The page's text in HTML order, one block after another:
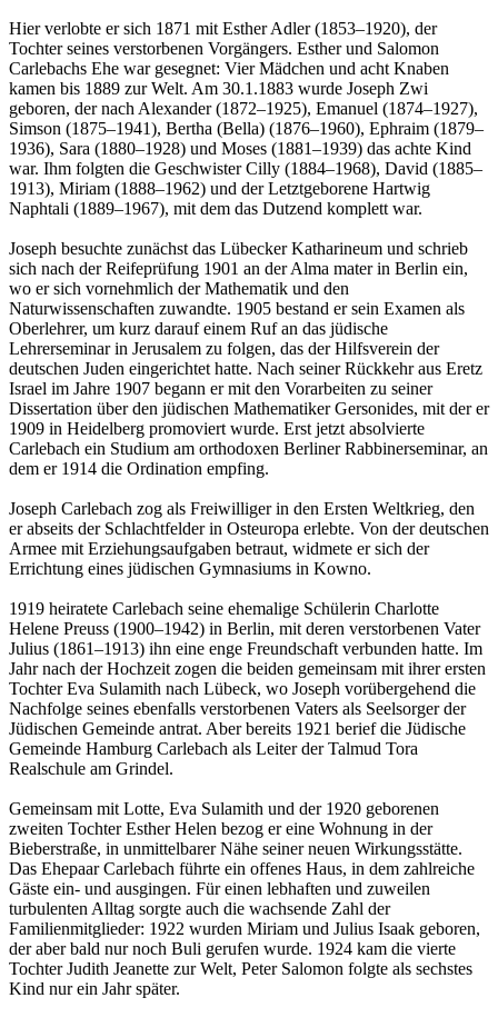
Hier verlobte er sich 1871 mit Esther Adler (1853–1920), der
Tochter seines verstorbenen Vorgängers. Esther und Salomon
Carlebachs Ehe war gesegnet: Vier Mädchen und acht Knaben
kamen bis 1889 zur Welt. Am 30.1.1883 wurde Joseph Zwi
geboren, der nach Alexander (1872–1925), Emanuel (1874–1927),
Simson (1875–1941), Bertha (Bella) (1876–1960), Ephraim (1879–
1936), Sara (1880–1928) und Moses (1881–1939) das achte Kind
war. Ihm folgten die Geschwister Cilly (1884–1968), David (1885–
1913), Miriam (1888–1962) und der Letztgeborene Hartwig
Naphtali (1889–1967), mit dem das Dutzend komplett war.
Joseph besuchte zunächst das Lübecker Katharineum und schrieb
sich nach der Reifeprüfung 1901 an der Alma mater in Berlin ein,
wo er sich vornehmlich der Mathematik und den
Naturwissenschaften zuwandte. 1905 bestand er sein Examen als
Oberlehrer, um kurz darauf einem Ruf an das jüdische
Lehrerseminar in Jerusalem zu folgen, das der Hilfsverein der
deutschen Juden eingerichtet hatte. Nach seiner Rückkehr aus Eretz
Israel im Jahre 1907 begann er mit den Vorarbeiten zu seiner
Dissertation über den jüdischen Mathematiker Gersonides, mit der er
1909 in Heidelberg promoviert wurde. Erst jetzt absolvierte
Carlebach ein Studium am orthodoxen Berliner Rabbinerseminar, an
dem er 1914 die Ordination empfing.
Joseph Carlebach zog als Freiwilliger in den Ersten Weltkrieg, den
er abseits der Schlachtfelder in Osteuropa erlebte. Von der deutschen
Armee mit Erziehungsaufgaben betraut, widmete er sich der
Errichtung eines jüdischen Gymnasiums in Kowno.
1919 heiratete Carlebach seine ehemalige Schülerin Charlotte
Helene Preuss (1900–1942) in Berlin, mit deren verstorbenen Vater
Julius (1861–1913) ihn eine enge Freundschaft verbunden hatte. Im
Jahr nach der Hochzeit zogen die beiden gemeinsam mit ihrer ersten
Tochter Eva Sulamith nach Lübeck, wo Joseph vorübergehend die
Nachfolge seines ebenfalls verstorbenen Vaters als Seelsorger der
Jüdischen Gemeinde antrat. Aber bereits 1921 berief die Jüdische
Gemeinde Hamburg Carlebach als Leiter der Talmud Tora
Realschule am Grindel.
Gemeinsam mit Lotte, Eva Sulamith und der 1920 geborenen
zweiten Tochter Esther Helen bezog er eine Wohnung in der
Bieberstraße, in unmittelbarer Nähe seiner neuen Wirkungsstätte.
Das Ehepaar Carlebach führte ein offenes Haus, in dem zahlreiche
Gäste ein- und ausgingen. Für einen lebhaften und zuweilen
turbulenten Alltag sorgte auch die wachsende Zahl der
Familienmitglieder: 1922 wurden Miriam und Julius Isaak geboren,
der aber bald nur noch Buli gerufen wurde. 1924 kam die vierte
Tochter Judith Jeanette zur Welt, Peter Salomon folgte als sechstes
Kind nur ein Jahr später.